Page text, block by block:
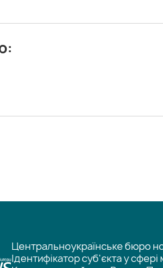
Центральноукраїнське бюро
Ідентифікатор суб'єкта у